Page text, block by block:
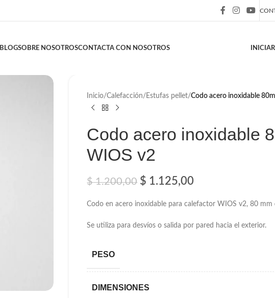
BLOGSOBRE NOSOTROSCONTACTA CON NOSOTROS
Inicio/Calefacción/ Estufas pellet/Codo acero inoxidable
Codo acero inoxidable
WIOS v2
$1.200,00 $ 1.125,00
Codo en acero inoxidable para calefactor WIOS v2, 80 mm
Se utiliza para desvíos o salida por pared hacia el exterior.
PESO
DIMENSIONES